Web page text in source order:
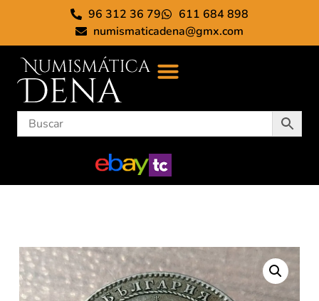
96 312 36 79
611 684 898
numismaticadena@gmx.com